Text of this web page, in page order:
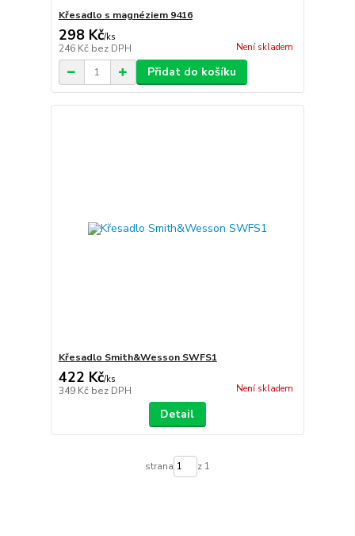
Křesadlo s magnéziem 9416
298 Kč/ks
246 Kč bez DPH Není skladem
Přidat do košíku
Křesadlo Smith&Wesson SWFS1
422 Kč/ks
349 Kč bez DPH Není skladem
Detail
strana z 1